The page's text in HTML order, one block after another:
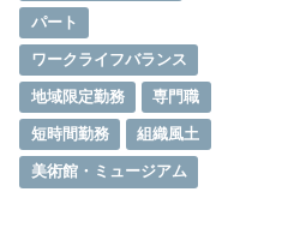
パート
ワークライフバランス
地域限定勤務 専門職
短時間勤務 組織風土
美術館・ミュージアム